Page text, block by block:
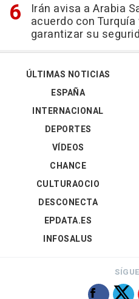
Irán avisa a Arabia
acuerdo con
garantizar su
ÚLTIMAS NOTICIAS
ESPAÑA
INTERNACIONAL
DEPORTES
VÍDEOS
CHANCE
CULTURAOCIO
DESCONECTA
EPDATA.ES
INFOSALUS